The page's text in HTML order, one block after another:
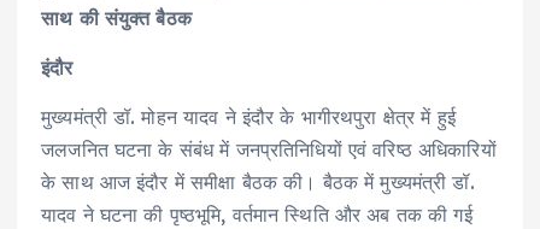
साथ की संयुक्त बैठक
इंदौर
मुख्यमंत्री डॉ. मोहन यादव ने इंदौर के भागीरथपुरा क्षेत्र में हुई
जलजनित घटना के संबंध में जनप्रतिनिधियों एवं वरिष्ठ अधिकारियों
के साथ आज इंदौर में समीक्षा बैठक की। बैठक में मुख्यमंत्री डॉ.
यादव ने घटना की पृष्ठभूमि, वर्तमान स्थिति और अब तक की गई